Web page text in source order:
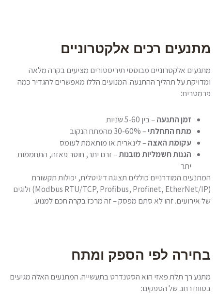
מתנעים רכים אלקטרוניים
מתנעים אלקטרוניים מבוססי תיריסטורים מציעים בקרה מלאה
ומדויקת על תהליך ההתנעה. המנועים הללו מאפשרים להגדיר כמה
פרמטרים:
זמן התנעה– בין 5-60 שניות
מתח התחלתי– 30-60% מהמתח הנקוב
עקומת האצה– לינארית או מותאמת לעומס
הגנות חשמליות מובנות– זרם יתר, חוסר פאזה, התחממות
יתר
המתנעים המודרניים כוללים תצוגה דיגיטלית, יכולות תקשורת
(Modbus RTU/TCP, Profibus, Profinet, EtherNet/IP) ולוגים
של אירועים. זהו לא סתם מפסק – זה מרכז בקרה חכם למנוע.
בחירה לפי הספק ומתח
מתנע רך תלת פאזי הוא הסטנדרט בתעשייה. המתנעים האלה מגיעים
בטווח רחב של הספקים: